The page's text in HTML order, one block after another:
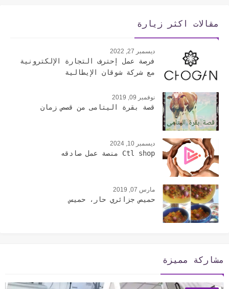
مقالات اكثر زيارة
ديسمبر 27, 2022
فرصة عمل إحترف التجارة الإلكترونية
مع شركة شوقان الإيطالية
نوفمبر 09, 2019
قصة بقرة اليتامى من قصص زمان
ديسمبر 10, 2024
Ctl shop منصة عمل صادقه
مارس 07, 2019
حميص جزائري حار، حميس
مشاركة مميزة